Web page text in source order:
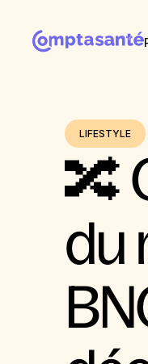
LIFESTYLE
🔀
du